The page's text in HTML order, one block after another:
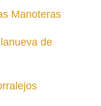
Manoteras
de